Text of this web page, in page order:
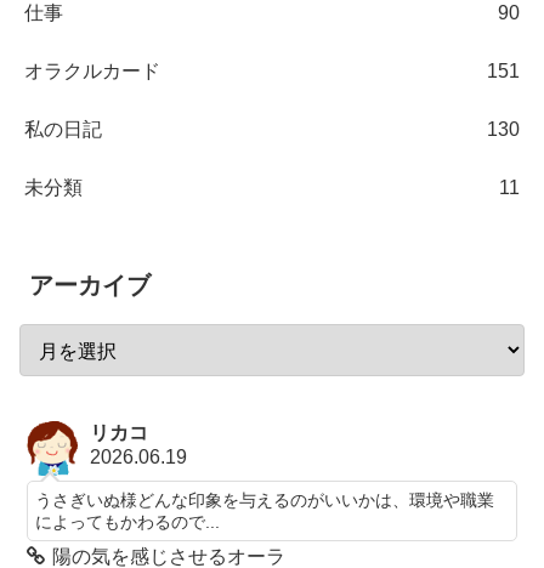
仕事 90
オラクルカード 151
私の日記 130
未分類 11
アーカイブ
リカコ
2026.06.19
うさぎいぬ様どんな印象を与えるのがいいかは、環境や職業
によってもかわるので...
陽の気を感じさせるオーラ